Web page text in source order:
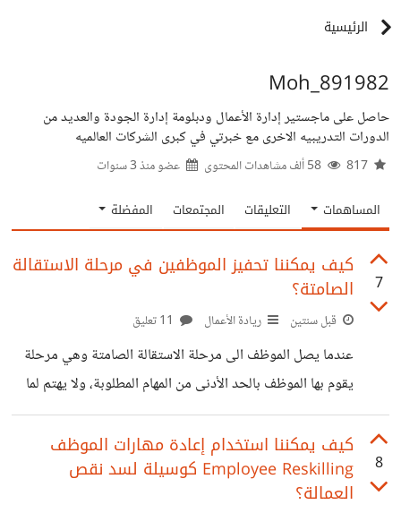
الرئيسية
Moh_891982
حاصل على ماجستير إدارة الأعمال ودبلومة إدارة الجودة والعديد من
الدورات التدريبيه الاخرى مع خبرتي في كبرى الشركات العالميه
عضو منذ3 سنوات
المساهمات التعليقات المجتمعات المفضلة
7
كيف يمكننا تحفيز الموظفين في مرحلة الاستقالة
الصامتة؟
قبل سنتين ريادة الأعمال
عندما يصل الموظف الى مرحلة الاستقالة الصامتة وهي مرحلة
يقوم بها الموظف بالحد الأدنى من المهام المطلوبة، ولا يهتم لما
هو أكثر من ذلك، يعني الموظف يؤدي عمله والمطلوب منه، لكن
لم يعد نفس الموظف الذي كان لديه الكثير ليقدمه لعمله، ويسعى
لتحقيق الأفضل والتطور بوظيفته، ويبذل أقصى جهده، وهذا
النوع من الموظفين لا أريد خسارته وبقائه بهذه المرحلة، برأيكم
8
كيف يمكننا استخدام إعادة مهارات الموظف
Employee Reskilling كوسيلة لسد نقص
العمالة؟